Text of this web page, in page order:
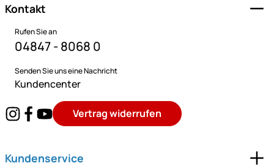
Kontakt
Rufen Sie an
04847 - 8068 0
Senden Sie uns eine Nachricht
Kundencenter
Vertrag widerrufen
Kundenservice